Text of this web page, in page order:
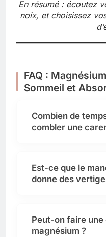
En résumé : écoutez
noix, et choisissez
FAQ :
Sommeil et
Combien de
combler une
Est-ce que le
donne des
Peut-on faire une
magnésium ?